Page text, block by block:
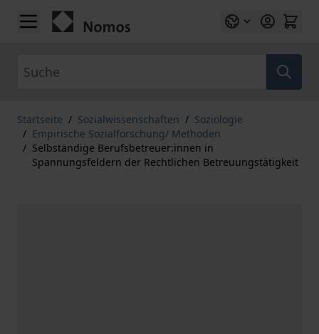
Zum Inhalt springen
Startseite / Sozialwissenschaften / Soziologie
/ Empirische Sozialforschung/ Methoden
/ Selbständige Berufsbetreuer:innen in
Spannungsfeldern der Rechtlichen Betreuungstätigkeit